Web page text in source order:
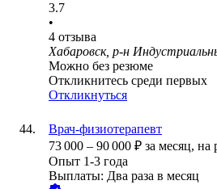
3.7
•
4 отзыва
Хабаровск, р-н
Можно без резюме
Откликнитесь среди первых
Откликнуться
Врач-физиотерапевт
73 000 – 90 000 ₽ за месяц, на
Опыт 1-3 года
Выплаты: Два раза в месяц